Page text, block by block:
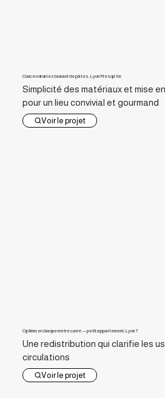
Concevoir un restaurant de pâtes, Lyon Presqu’île
Simplicité des matériaux et mise
pour un lieu convivial et gourmand
Voir le projet
Optimiser chaque mètre carré — petit appartement, Lyon 7
Une redistribution qui clarifie les
circulations
Voir le projet